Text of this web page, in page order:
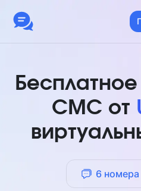
СМС от
6 номера